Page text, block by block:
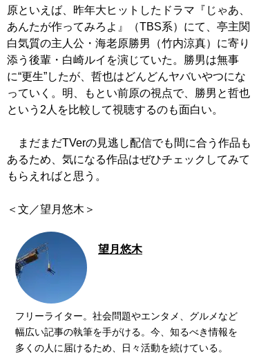
原といえば、昨年大ヒットしたドラマ『じゃあ、
あんたが作ってみろよ』（TBS系）にて、亭主関
白気質の主人公・海老原勝男（竹内涼真）に寄り
添う後輩・白崎ルイを演じていた。勝男は無事
に“更生”したが、哲也はどんどんヤバいやつにな
っていく。明、もとい前原の視点で、勝男と哲也
という2人を比較して視聴するのも面白い。
まだまだTVerの見逃し配信でも間に合う作品も
あるため、気になる作品はぜひチェックしてみて
もらえればと思う。
＜文／望月悠木＞
望月悠木
フリーライター。社会問題やエンタメ、グルメなど
幅広い記事の執筆を手がける。今、知るべき情報を
多くの人に届けるため、日々活動を続けている。